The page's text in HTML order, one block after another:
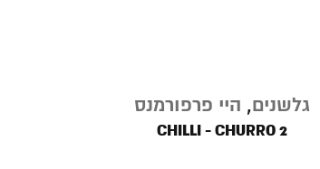
נגמר
במלאי
גלשנים, היי פרפורמנס
CHILLI - CHURRO 2